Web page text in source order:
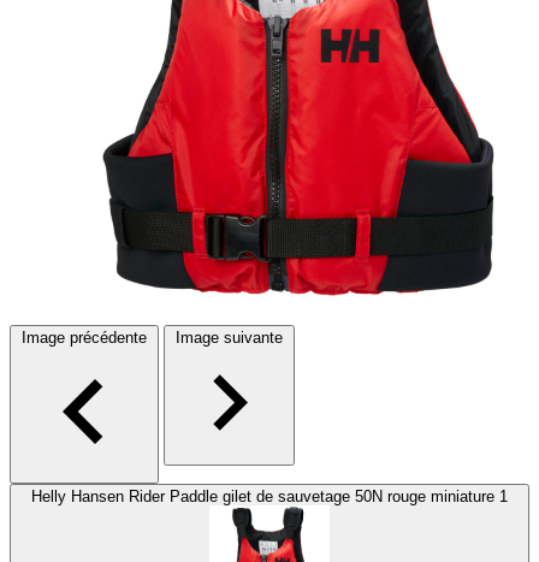
Image précédente Image suivante
Helly Hansen Rider Paddle gilet de sauvetage 50N rouge miniature 1